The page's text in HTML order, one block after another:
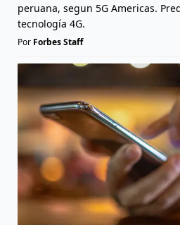
peruana, segun 5G Americas.
tecnología 4G.
Por Forbes Staff